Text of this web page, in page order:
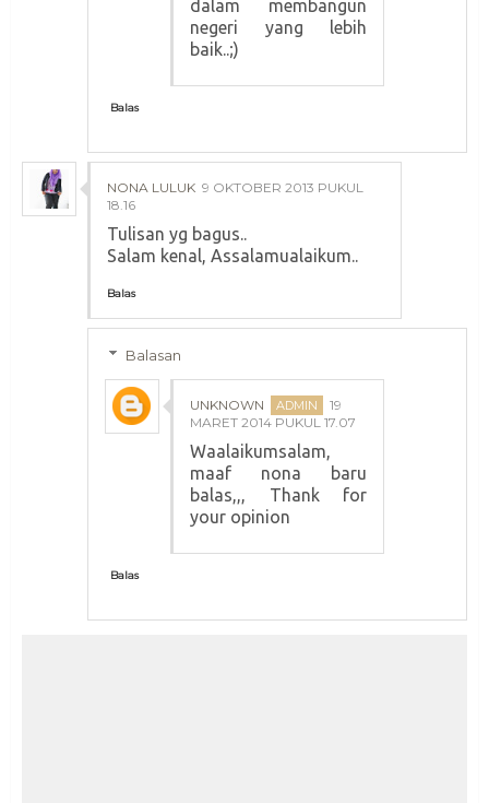
dalam membangun
negeri yang lebih
baik..;)
Balas
NONA LULUK 9 OKTOBER 2013 PUKUL
18.16
Tulisan yg bagus..
Salam kenal, Assalamualaikum..
Balas
Balasan
UNKNOWN
19
MARET 2014 PUKUL 17.07
Waalaikumsalam,
maaf nona baru
balas,,, Thank for
your opinion
Balas